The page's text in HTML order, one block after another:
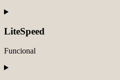
Consent
service
sourcebuster-
js
LiteSpeed
Funcional
Consent